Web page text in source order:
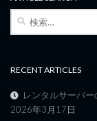
検
RECENT ARTICLES
レンタルサーバ
2026年3月17日